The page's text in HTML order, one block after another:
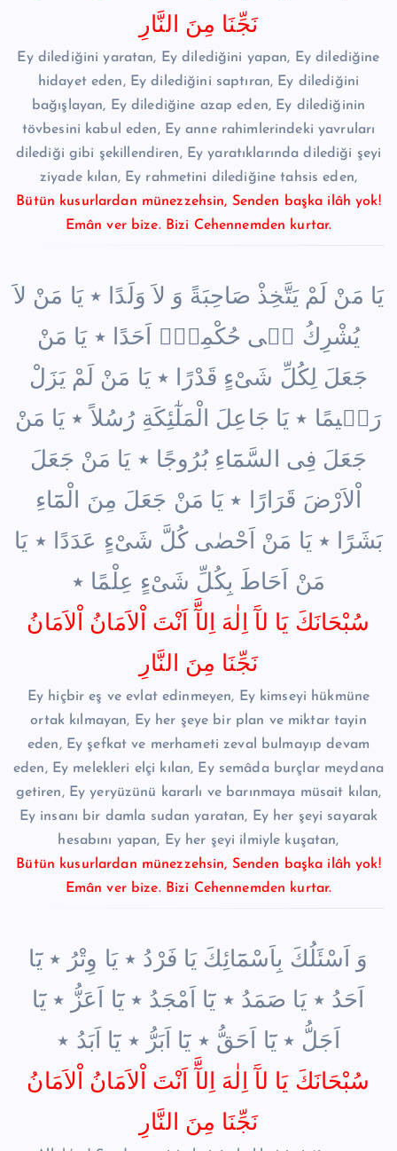
نَجِّنَا مِنَ النَّارِ
Ey dilediğini yaratan, Ey dilediğini yapan, Ey dilediğine
hidayet eden, Ey dilediğini saptıran, Ey dilediğini
bağışlayan, Ey dilediğine azap eden, Ey dilediğinin
tövbesini kabul eden, Ey anne rahimlerindeki yavruları
dilediği gibi şekillendiren, Ey yaratıklarında dilediği şeyi
ziyade kılan, Ey rahmetini dilediğine tahsis eden,
Bütün kusurlardan münezzehsin, Senden başka ilâh yok!
Emân ver bize. Bizi Cehennemden kurtar.
يَا مَنْ لَمْ يَتَّخِذْ صَاحِبَةً وَ لاَ وَلَدًا ٭ يَا مَنْ لاَ
يُشْرِكُ ف۪ى حُكْمِه۪ٓ اَحَدًا ٭ يَا مَنْ
جَعَلَ لِكُلِّ شَىْءٍ قَدْرًا ٭ يَا مَنْ لَمْ يَزَلْ
رَح۪يمًا ٭ يَا جَاعِلَ الْمَلٰٓئِكَةِ رُسُلاً ٭ يَا مَنْ
جَعَلَ فِى السَّمَٓاءِ بُرُوجًا ٭ يَا مَنْ جَعَلَ
اْلاَرْضَ قَرَارًا ٭ يَا مَنْ جَعَلَ مِنَ الْمَٓاءِ
بَشَرًا ٭ يَا مَنْ اَحْصٰى كُلَّ شَىْءٍ عَدَدًا ٭ يَا
مَنْ اَحَاطَ بِكُلِّ شَىْءٍ عِلْمًا ٭
سُبْحَانَكَ يَا لآَ اِلٰهَ اِلآَّ اَنْتَ اْلاَمَانُ اْلاَمَانُ
نَجِّنَا مِنَ النَّارِ
Ey hiçbir eş ve evlat edinmeyen, Ey kimseyi hükmüne
ortak kılmayan, Ey her şeye bir plan ve miktar tayin
eden, Ey şefkat ve merhameti zeval bulmayıp devam
eden, Ey melekleri elçi kılan, Ey semâda burçlar meydana
getiren, Ey yeryüzünü kararlı ve barınmaya müsait kılan,
Ey insanı bir damla sudan yaratan, Ey her şeyi sayarak
hesabını yapan, Ey her şeyi ilmiyle kuşatan,
Bütün kusurlardan münezzehsin, Senden başka ilâh yok!
Emân ver bize. Bizi Cehennemden kurtar.
وَ اَسْئَلُكَ بِاَسْمَٓائِكَ يَا فَرْدُ ٭ يَا وِتْرُ ٭ يَٓا
اَحَدُ ٭ يَا صَمَدُ ٭ يَٓا اَمْجَدُ ٭ يَٓا اَعَزُّ ٭ يَٓا
اَجَلُّ ٭ يَٓا اَحَقُّ ٭ يَٓا اَبَرُّ ٭ يَٓا اَبَدُ ٭
سُبْحَانَكَ يَا لآَ اِلٰهَ اِلآَّ اَنْتَ اْلاَمَانُ اْلاَمَانُ
نَجِّنَا مِنَ النَّارِ